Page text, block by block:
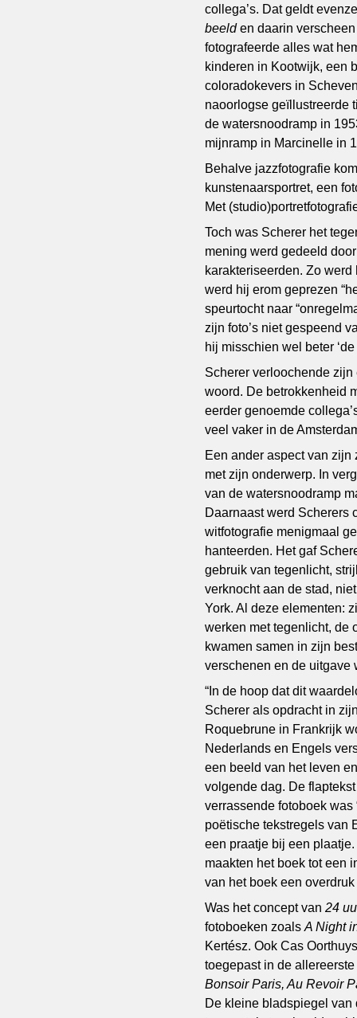
collega’s. Dat geldt
beelden daarin
fotografeerde alles wat
kinderen in Kootwijk, een
coloradokevers in
naoorlogse geïllustreerde
de watersnoodramp in
mijnramp in Marcinelle in
Behalve jazzfotografie
kunstenaarsportret, een
Met
Toch was Scherer het
mening werd gedeeld
karakteriseerden. Zo werd
werd hij erom geprezen
speurtocht naar
zijn foto’s niet gespeend
hij misschien wel beter
Scherer verloochende
woord. De betrokkenheid
eerder genoemde
veel vaker in de
Een ander aspect van
met zijn onderwerp. In
van de watersnoodramp
Daarnaast werd Scherers
witfotografie menigmaal
hanteerden. Het gaf
gebruik van tegenlicht,
verknocht aan de stad,
York. Al deze elementen:
werken met tegenlicht, de
kwamen samen in zijn
verschenen en de uitgave
“In de hoop dat dit
Scherer als opdracht in
Roquebrune in Frankrijk
Nederlands en Engels
een beeld van het leven
volgende dag. De
verrassende fotoboek was
poëtische tekstregels van
een praatje bij een
maakten het boek tot een
van het boek een
Was het concept van24
fotoboeken zoalsA Night
Kertész. Ook Cas
toegepast in de
Bonsoir Paris, Au Revoir
De kleine bladspiegel van